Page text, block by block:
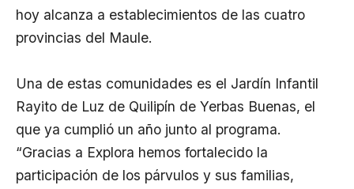
hoy alcanza a establecimientos de las cuatro
provincias del Maule.
Una de estas comunidades es el Jardín Infantil
Rayito de Luz de Quilipín de Yerbas Buenas, el
que ya cumplió un año junto al programa.
“Gracias a Explora hemos fortalecido la
participación de los párvulos y sus familias,